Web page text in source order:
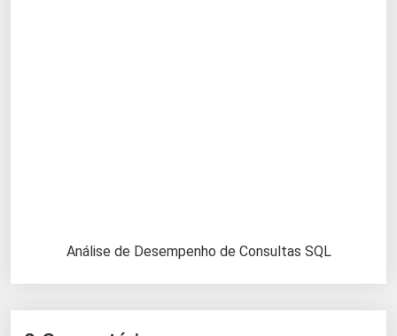
Análise de Desempenho de Consultas SQL